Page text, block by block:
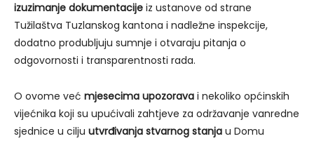
izuzimanje dokumentacije iz ustanove od strane
Tužilaštva Tuzlanskog kantona i nadležne inspekcije,
dodatno produbljuju sumnje i otvaraju pitanja o
odgovornosti i transparentnosti rada.
O ovome već mjesecima upozorava i nekoliko općinskih
vijećnika koji su upućivali zahtjeve za održavanje vanredne
sjednice u cilju utvrđivanja stvarnog stanja u Domu